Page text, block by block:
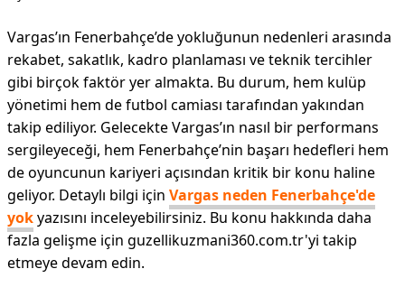
Vargas’ın Fenerbahçe’de yokluğunun nedenleri arasında
rekabet, sakatlık, kadro planlaması ve teknik tercihler
gibi birçok faktör yer almakta. Bu durum, hem kulüp
yönetimi hem de futbol camiası tarafından yakından
takip ediliyor. Gelecekte Vargas’ın nasıl bir performans
sergileyeceği, hem Fenerbahçe’nin başarı hedefleri hem
de oyuncunun kariyeri açısından kritik bir konu haline
geliyor. Detaylı bilgi için Vargas neden Fenerbahçe'de
yokyazısını inceleyebilirsiniz. Bu konu hakkında daha
fazla gelişme için guzellikuzmani360.com.tr'yi takip
etmeye devam edin.